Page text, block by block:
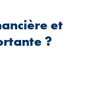
et
?